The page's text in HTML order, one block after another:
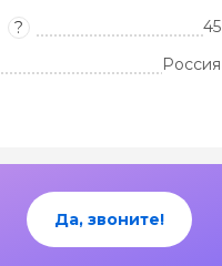
?
45
Россия
Да, звоните!